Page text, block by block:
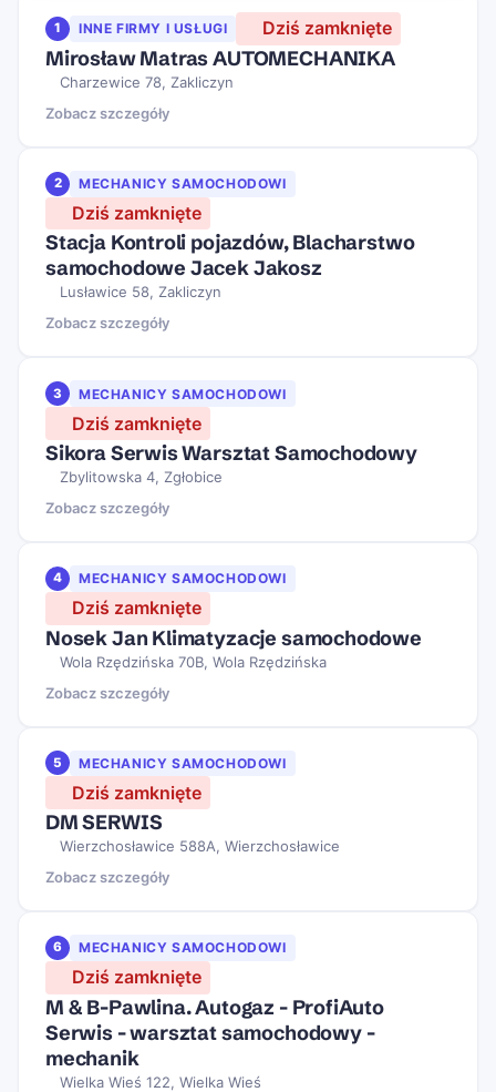
1 INNE FIRMY I USŁUGI Dziś zamknięte
Mirosław Matras AUTOMECHANIKA
Charzewice 78, Zakliczyn
Zobacz szczegóły
2 MECHANICY SAMOCHODOWI
Dziś zamknięte
Stacja Kontroli pojazdów, Blacharstwo
samochodowe Jacek Jakosz
Lusławice 58, Zakliczyn
Zobacz szczegóły
3 MECHANICY SAMOCHODOWI
Dziś zamknięte
Sikora Serwis Warsztat Samochodowy
Zbylitowska 4, Zgłobice
Zobacz szczegóły
4 MECHANICY SAMOCHODOWI
Dziś zamknięte
Nosek Jan Klimatyzacje samochodowe
Wola Rzędzińska 70B, Wola Rzędzińska
Zobacz szczegóły
5 MECHANICY SAMOCHODOWI
Dziś zamknięte
DM SERWIS
Wierzchosławice 588A, Wierzchosławice
Zobacz szczegóły
6 MECHANICY SAMOCHODOWI
Dziś zamknięte
M & B-Pawlina. Autogaz - ProfiAuto
Serwis - warsztat samochodowy -
mechanik
Wielka Wieś 122, Wielka Wieś